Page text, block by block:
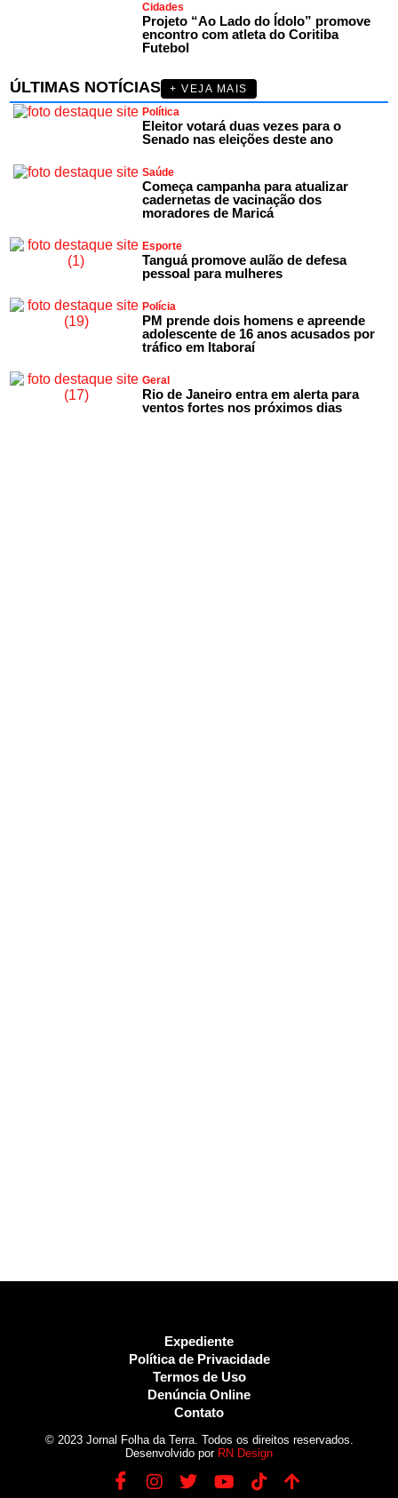
Cidades
Projeto “Ao Lado do Ídolo” promove
encontro com atleta do Coritiba
Futebol
ÚLTIMAS NOTÍCIAS
+ VEJA MAIS
Política
Eleitor votará duas vezes para o
Senado nas eleições deste ano
Saúde
Começa campanha para atualizar
cadernetas de vacinação dos
moradores de Maricá
Esporte
Tanguá promove aulão de defesa
pessoal para mulheres
Polícia
PM prende dois homens e apreende
adolescente de 16 anos acusados por
tráfico em Itaboraí
Geral
Rio de Janeiro entra em alerta para
ventos fortes nos próximos dias
Expediente
Política de Privacidade
Termos de Uso
Denúncia Online
Contato
© 2023 Jornal Folha da Terra. Todos os direitos reservados.
Desenvolvido por RN Design